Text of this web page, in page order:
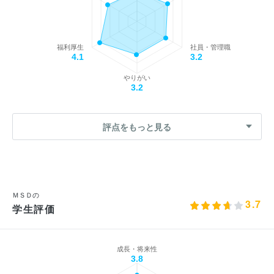
社員・管理職
3.2
やりがい
3.2
福利厚生
4.1
評点をもっと見る
ＭＳＤの
学生評価 3.7
成長・将来性
3.8